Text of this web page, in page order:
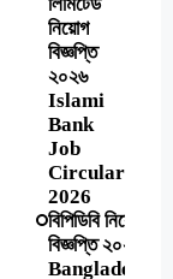
নিয়োগ
বিজ্ঞপ্তি
২০২৬
Islami
Bank
Job
Circular
2026
বিপিডিবি নিয়োগ
বিজ্ঞপ্তি ২০২৬ |
Bangladesh